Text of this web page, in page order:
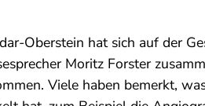
Oberstein hat sich auf der
Moritz Forster
Viele haben bemerkt,